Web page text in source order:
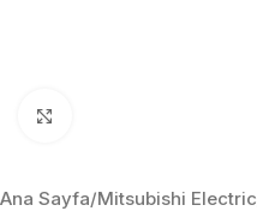
Ana Sayfa/Mitsubishi Electric